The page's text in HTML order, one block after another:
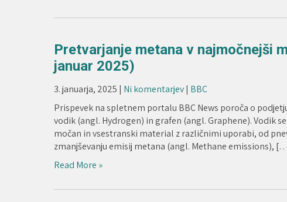
Pretvarjanje metana v najmočnejši
januar 2025)
3. januarja, 2025 | Ni komentarjev| BBC
Prispevek na spletnem portalu BBC News poroča o
vodik (angl. Hydrogen) in grafen (angl. Graphene). Vodik
močan in vsestranski material z različnimi uporabi, od
zmanjševanju emisij metana (angl. Methane emissions),
Read More »